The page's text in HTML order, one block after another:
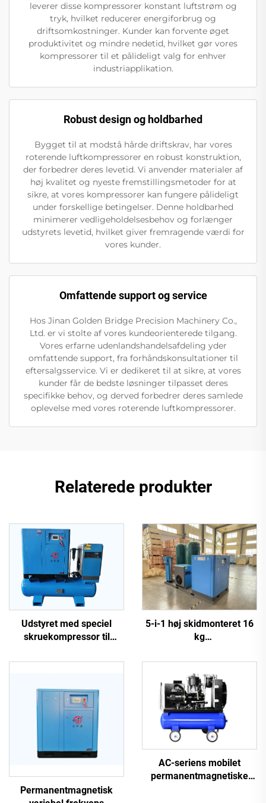
leverer disse kompressorer konstant luftstrøm og
tryk, hvilket reducerer energiforbrug og
driftsomkostninger. Kunder kan forvente øget
produktivitet og mindre nedetid, hvilket gør vores
kompressorer til et pålideligt valg for enhver
industriapplikation.
Robust design og holdbarhed
Bygget til at modstå hårde driftskrav, har vores
roterende luftkompressorer en robust konstruktion,
der forbedrer deres levetid. Vi anvender materialer af
høj kvalitet og nyeste fremstillingsmetoder for at
sikre, at vores kompressorer kan fungere pålideligt
under forskellige betingelser. Denne holdbarhed
minimerer vedligeholdelsesbehov og forlænger
udstyrets levetid, hvilket giver fremragende værdi for
vores kunder.
Omfattende support og service
Hos Jinan Golden Bridge Precision Machinery Co.,
Ltd. er vi stolte af vores kundeorienterede tilgang.
Vores erfarne udenlandshandelsafdeling yder
omfattende support, fra forhåndskonsultationer til
eftersalgsservice. Vi er dedikeret til at sikre, at vores
kunder får de bedste løsninger tilpasset deres
specifikke behov, og derved forbedrer deres samlede
oplevelse med vores roterende luftkompressorer.
Relaterede produkter
Udstyret med speciel
skruekompressor til
5-i-1 høj skidmonteret 16
kg
til laserskæring med 1200
L tank
Permanentmagnetisk
AC-seriens mobilet
permanentmagnetiske